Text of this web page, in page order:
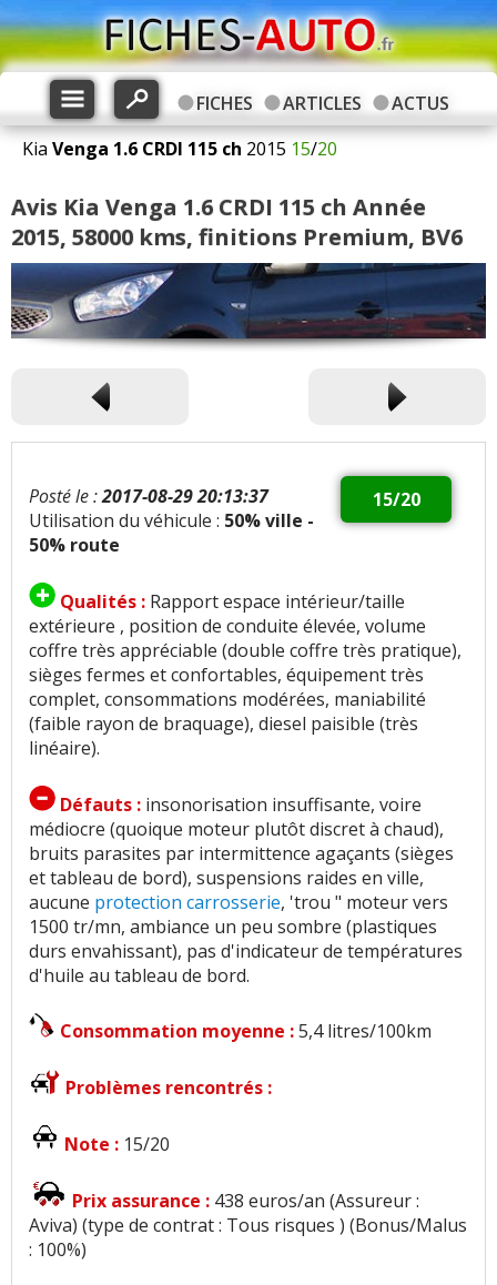
FICHES ARTICLES
ACTUS
Kia Venga 1.6 CRDI 115 ch 2015 15/20
Avis Kia Venga 1.6 CRDI 115 ch Année
2015, 58000 kms, finitions Premium, BV6
15/20
Posté le :2017-08-29 20:13:37
Utilisation du véhicule : 50% ville -
50% route
Qualités : Rapport espace intérieur/taille
extérieure , position de conduite élevée, volume
coffre très appréciable (double coffre très pratique),
sièges fermes et confortables, équipement très
complet, consommations modérées, maniabilité
(faible rayon de braquage), diesel paisible (très
linéaire).
Défauts : insonorisation insuffisante, voire
médiocre (quoique moteur plutôt discret à chaud),
bruits parasites par intermittence agaçants (sièges
et tableau de bord), suspensions raides en ville,
aucune protection carrosserie, 'trou " moteur vers
1500 tr/mn, ambiance un peu sombre (plastiques
durs envahissant), pas d'indicateur de températures
d'huile au tableau de bord.
Consommation moyenne :5,4 litres/100km
Problèmes rencontrés :
Note : 15/20
Prix assurance : 438 euros/an (Assureur :
Aviva) (type de contrat : Tous risques ) (Bonus/Malus
: 100%)